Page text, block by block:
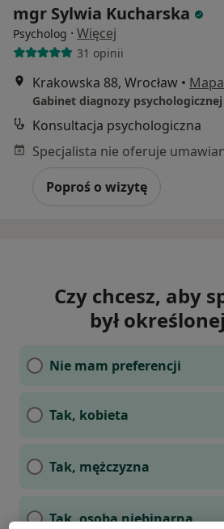
mgr Sylwia Kucharska
Psycholog · Więcej
31 opinii
Krakowska 88, Wrocław • Mapa
Gabinet diagnozy psychologicznej
Konsultacja psychologiczna
Poproś o wizytę
Czy chcesz, aby
był
Nie mam preferencji
Tak, kobieta
Tak, mężczyzna
Tak, osoba niebinarna